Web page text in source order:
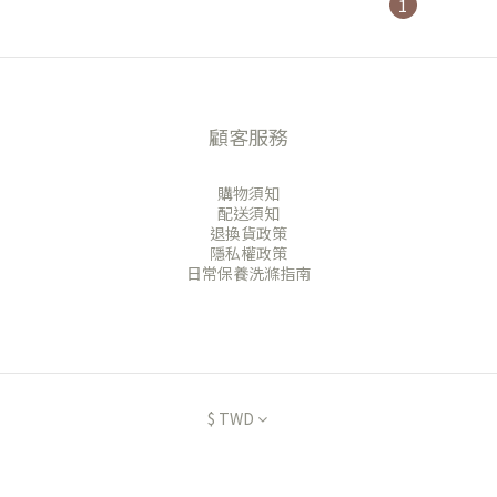
1
顧客服務
購物須知
配送須知
退換貨政策
隱私權政策
日常保養洗滌指南
$ TWD